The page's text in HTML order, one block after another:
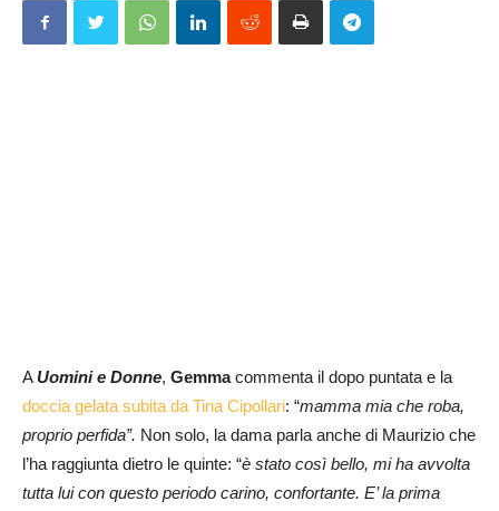
AUomini e Donne, Gemmacommenta il dopo puntata e la
doccia gelata subita da Tina Cipollari: “mamma mia che roba,
proprio perfida”. Non solo, la dama parla anche di Maurizio che
l’ha raggiunta dietro le quinte: “è stato così bello, mi ha avvolta
tutta lui con questo periodo carino, confortante. E’ la prima